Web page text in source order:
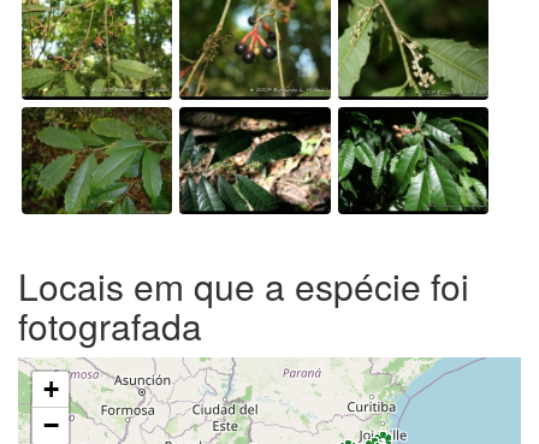
Locais em que a espécie foi
fotografada
+
−